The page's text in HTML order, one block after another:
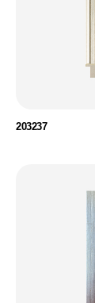
203237